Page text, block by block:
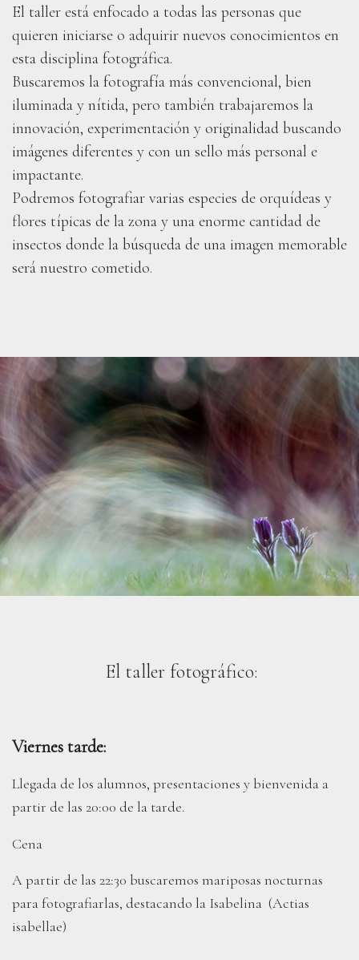
El taller está enfocado a todas las personas que
quieren iniciarse o adquirir nuevos conocimientos en
esta disciplina fotográfica.
Buscaremos la fotografía más convencional, bien
iluminada y nítida, pero también trabajaremos la
innovación, experimentación y originalidad buscando
imágenes diferentes y con un sello más personal e
impactante.
Podremos fotografiar varias especies de orquídeas y
flores típicas de la zona y una enorme cantidad de
insectos donde la búsqueda de una imagen memorable
será nuestro cometido.
El taller fotográfico:
Viernes tarde:
Llegada de los alumnos, presentaciones y bienvenida a
partir de las 20:00 de la tarde.
Cena
A partir de las 22:30 buscaremos mariposas nocturnas
para fotografiarlas, destacando la Isabelina (Actias
isabellae)